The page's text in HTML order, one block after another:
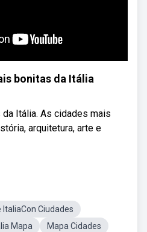
bonitas da Itália
Itália. As cidades mais
arquitetura, arte e
ItaliaCon Ciudades
Mapa Mapa Cidades